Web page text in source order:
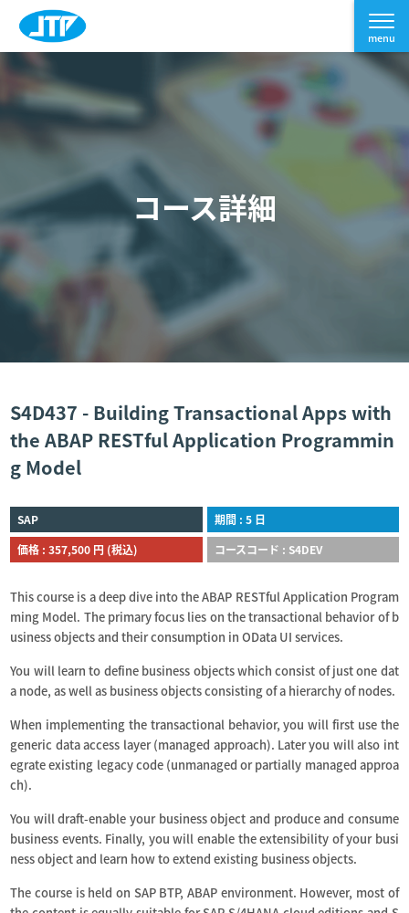
コース詳細
S4D437 - Building Transactional Apps with
the ABAP RESTful Application Programmin
g Model
SAP
期間 : 5 日
価格 : 357,500 円 (税込)
コースコード : S4DEV
This course is a deep dive into the ABAP RESTful Application Program
ming Model. The primary focus lies on the transactional behavior of b
usiness objects and their consumption in OData UI services.
You will learn to define business objects which consist of just one dat
a node, as well as business objects consisting of a hierarchy of nodes.
When implementing the transactional behavior, you will first use the
generic data access layer (managed approach). Later you will also int
egrate existing legacy code (unmanaged or partially managed approa
ch).
You will draft-enable your business object and produce and consume
business events. Finally, you will enable the extensibility of your busi
ness object and learn how to extend existing business objects.
The course is held on SAP BTP, ABAP environment. However, most of